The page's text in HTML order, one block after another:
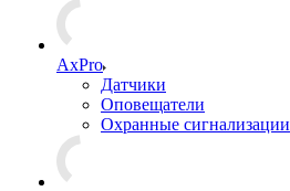
AxPro
Датчики
Оповещатели
Охранные сигнализации